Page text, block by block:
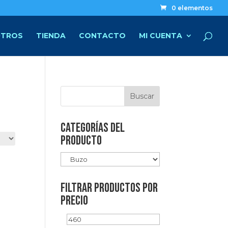
0 elementos
TIENDA CONTACTO MI CUENTA
Categorías del
producto
FILTRAR PRODUCTOS POR
PRECIO
Precio